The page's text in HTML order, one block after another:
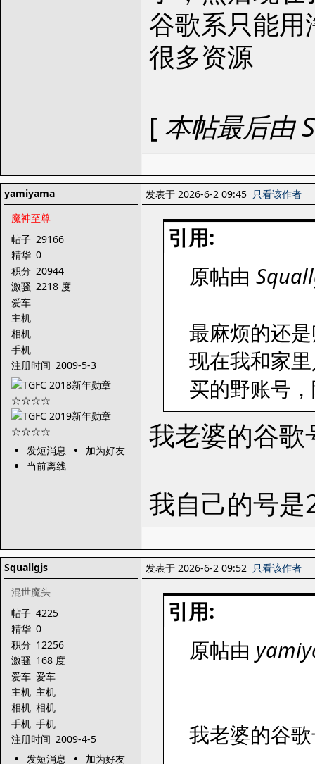
谷歌系只能
很多资源
[ 本帖最后由
yamiyama
魔神至尊
帖子 29166
精华 0
积分 20944
激骚 2218 度
爱车
主机
相机
手机
注册时间 2009-5-3
发短消息
加为好友
当前离线
发表于 2026-6-2 09:45 只看该作者
引用:
原帖由
最麻烦的还
现在我和家
买的野账号
我老婆的谷
我自己的号
Squallgjs
混世魔头
帖子 4225
精华 0
积分 12256
激骚 168 度
爱车 爱车
主机 主机
相机 相机
手机 手机
注册时间 2009-4-5
发短消息
加为好友
发表于 2026-6-2 09:52 只看该作者
引用:
原帖由
我老婆的谷